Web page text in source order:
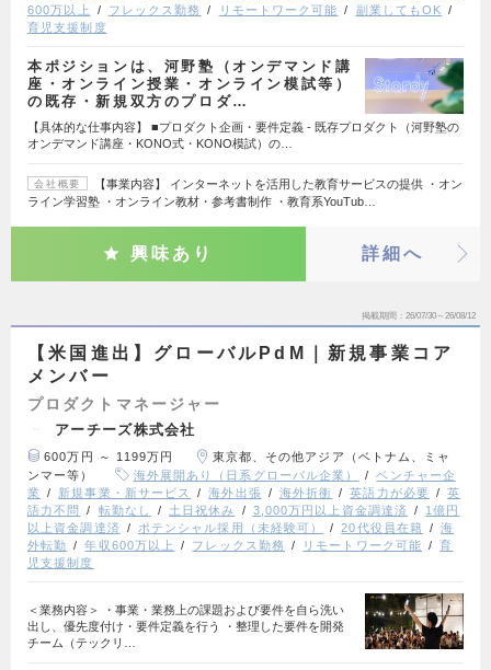
600万以上
フレックス勤務 リモートワーク可能
副業してもOK
育児支援制度
本ポジションは、河野塾（オンデマンド講
座・オンライン授業・オンライン模試等）
の既存・新規双方のプロダ…
【具体的な仕事内容】 ■プロダクト企画・要件定義 - 既存プロダクト（河野塾の
オンデマンド講座・KONO式・KONO模試）の…
会社概要
【事業内容】 インターネットを活用した教育サービスの提供 ・オン
ライン学習塾 ・オンライン教材・参考書制作 ・教育系YouTub…
興味あり 詳細へ
掲載期間 26/07/30～26/08/12
【米国進出】グローバルPdM｜新規事業コア
メンバー
プロダクトマネージャー
アーチーズ株式会社
600万円 ～ 1199万円
東京都、その他アジア（ベトナム、ミャ
ンマー等）
海外展開あり（日系グローバル企業）
ベンチャー企
業
新規事業・新サービス 海外出張 海外折衝 英語力が必要
英
語力不問
転勤なし 土日祝休み 3,000万円以上資金調達済
1億円
以上資金調達済
ポテンシャル採用（未経験可） 20代役員在籍
海
外転勤
年収600万以上 フレックス勤務 リモートワーク可能
育
児支援制度
＜業務内容＞ ・事業・業務上の課題および要件を自ら洗い
出し、優先度付け・要件定義を行う ・整理した要件を開発
チーム（テックリ…